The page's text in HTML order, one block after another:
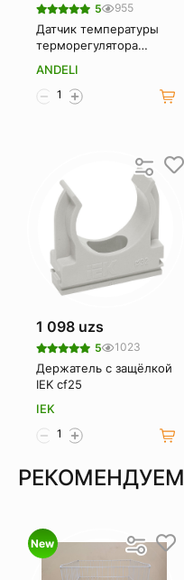
5 955
Датчик температуры
терморегулятора
ANDELI
1 098 uzs
5 1023
Держатель с защёлкой
IEK cf25
IEK
РЕКОМЕНДУЕМ
New